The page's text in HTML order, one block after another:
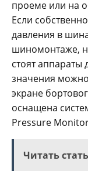
проеме или на
Если
давления в
шиномонтаже,
стоят аппараты
значения
экране
оснащена
Pressure
Читать